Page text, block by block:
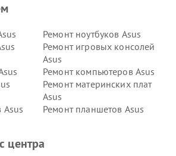
Ремонт ноутбуков Asus
Ремонт игровых консолей
Asus
Ремонт компьютеров Asus
Ремонт материнских плат
Asus
Asus
Ремонт планшетов Asus
центра